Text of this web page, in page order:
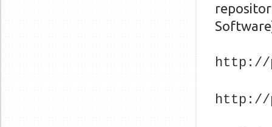
http://
http://